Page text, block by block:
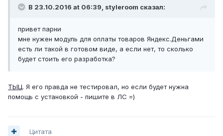
В 23.10.2016 at 06:39, styleroom сказал:
привет парни
мне нужен модуль для оплаты товаров Яндекс.Деньгами
есть ли такой в готовом виде, а если нет, то сколько
будет стоить его разработка?
ТЫЦ. Я его правда не тестировал, но если будет нужна
помощь с установкой - пишите в ЛС =)
Цитата